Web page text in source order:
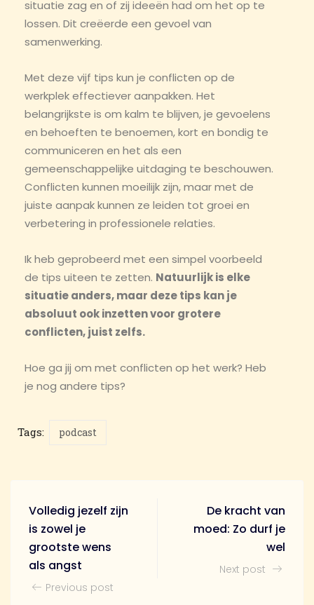
situatie zag en of zij ideeën had om het op te
lossen. Dit creëerde een gevoel van
samenwerking.
Met deze vijf tips kun je conflicten op de
werkplek effectiever aanpakken. Het
belangrijkste is om kalm te blijven, je gevoelens
en behoeften te benoemen, kort en bondig te
communiceren en het als een
gemeenschappelijke uitdaging te beschouwen.
Conflicten kunnen moeilijk zijn, maar met de
juiste aanpak kunnen ze leiden tot groei en
verbetering in professionele relaties.
Ik heb geprobeerd met een simpel voorbeeld
de tips uiteen te zetten. Natuurlijk is elke
situatie anders, maar deze tips kan je
absoluut ook inzetten voor grotere
conflicten, juist zelfs.
Hoe ga jij om met conflicten op het werk? Heb
je nog andere tips?
Tags: podcast
Volledig jezelf zijn
is zowel je
grootste wens
als angst
Previous post
De kracht van
moed: Zo durf je
wel
Next post